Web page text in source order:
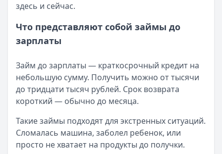
Опубликовано:5 декабря 2025 г.
Читать новость
Рекордный рост доли клиентов МФО с iPhone: что
Опубликовано:5 декабря 2025 г.
Категория:МФО
Читать новость
57 сервисов микрозаймов через Госуслуги: где
Опубликовано:23 ноября 2025 г.
Категория:МФО
Читать новость
здесь и сейчас.
Что представляют собой займы до
зарплаты
Займ до зарплаты — краткосрочный кредит на
небольшую сумму. Получить можно от тысячи
до тридцати тысяч рублей. Срок возврата
короткий — обычно до месяца.
Такие займы подходят для экстренных ситуаций.
Сломалась машина, заболел ребенок, или
просто не хватает на продукты до получки.